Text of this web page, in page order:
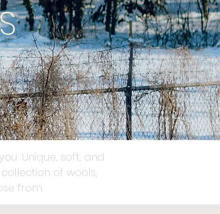
Unique, soft, and
of wools,
from.